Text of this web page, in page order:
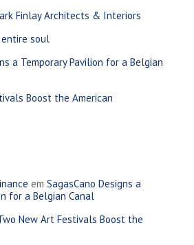
Finlay Architects & Interiors
entire soul
a Temporary Pavilion for a Belgian
Boost the American
em SagasCano Designs a
for a Belgian Canal
New Art Festivals Boost the